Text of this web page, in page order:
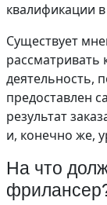
квалификации
Существует
рассматривать
деятельность,
предоставлен
результат
и, конечно же,
На что